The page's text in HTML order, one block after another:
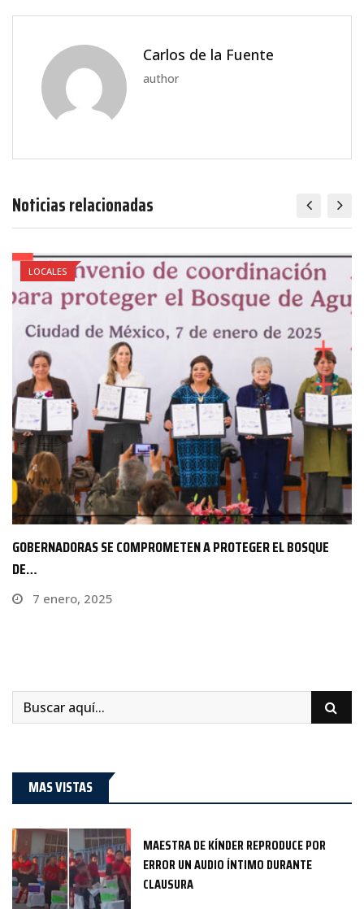
Carlos de la Fuente
author
Noticias relacionadas
LOCALES
GOBERNADORAS SE COMPROMETEN A PROTEGER EL BOSQUE
DE…
7 enero, 2025
MAS VISTAS
MAESTRA DE KÍNDER REPRODUCE POR
ERROR UN AUDIO ÍNTIMO DURANTE
CLAUSURA